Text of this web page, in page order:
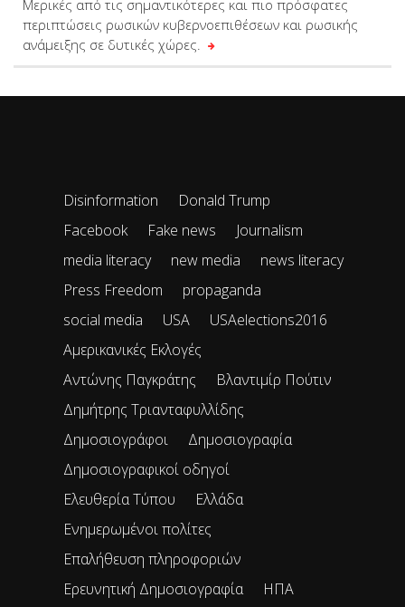
Μερικές από τις σημαντικότερες και πιο πρόσφατες
περιπτώσεις ρωσικών κυβερνοεπιθέσεων και ρωσικής
ανάμειξης σε δυτικές χώρες.
Disinformation
Donald Trump
Facebook
Fake news
Journalism
media literacy
new media
news literacy
Press Freedom
propaganda
social media
USA
USAelections2016
Αμερικανικές Εκλογές
Αντώνης Παγκράτης
Βλαντιμίρ Πούτιν
Δημήτρης Τριανταφυλλίδης
Δημοσιογράφοι
Δημοσιογραφία
Δημοσιογραφικοί οδηγοί
Ελευθερία Τύπου
Ελλάδα
Ενημερωμένοι πολίτες
Επαλήθευση πληροφοριών
Ερευνητική Δημοσιογραφία
ΗΠΑ